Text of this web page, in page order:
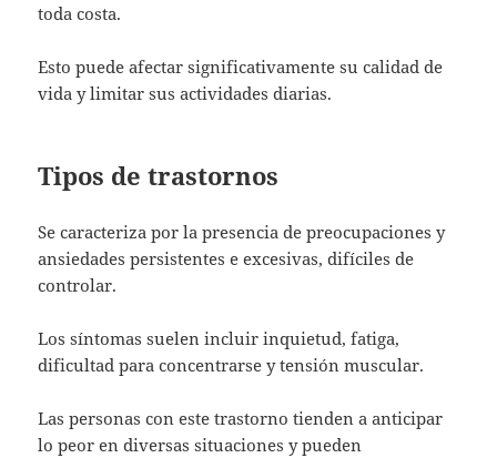
toda costa.
Esto puede afectar significativamente su calidad de
vida y limitar sus actividades diarias.
Tipos de trastornos
Se caracteriza por la presencia de preocupaciones y
ansiedades persistentes e excesivas, difíciles de
controlar.
Los síntomas suelen incluir inquietud, fatiga,
dificultad para concentrarse y tensión muscular.
Las personas con este trastorno tienden a anticipar
lo peor en diversas situaciones y pueden